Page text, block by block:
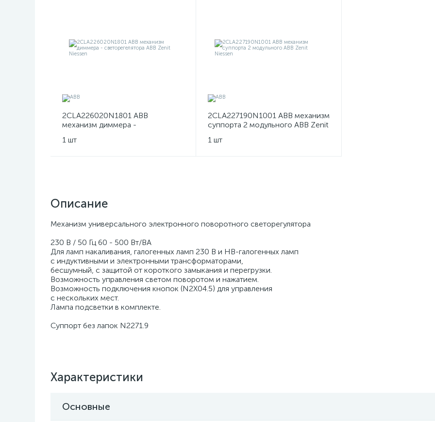
2CLA226020N1801 ABB
механизм диммера -
Niessen
1 шт
2CLA227190N1001 ABB механизм
суппорта 2 модульного ABB Zenit
1 шт
Описание
Механизм универсального электронного поворотного светорегулятора
230 B / 50 Гц 60 - 500 Вт/ВА
Для ламп накаливания, галогенных ламп 230 В и НВ-галогенных ламп
с индуктивными и электронными трансформаторами,
бесшумный, с защитой от короткого замыкания и перегрузки.
Возможность управления светом поворотом и нажатием.
Возможность подключения кнопок (N2X04.5) для управления
с нескольких мест.
Лампа подсветки в комплекте.
Суппорт без лапок N2271.9
Характеристики
Основные